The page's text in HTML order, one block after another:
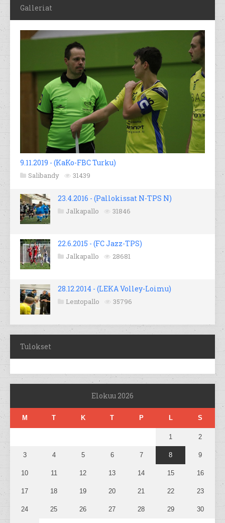
Galleriat
9.11.2019 - (KaKo-FBC Turku)
Salibandy 31439
23.4.2016 - (Pallokissat N-TPS N)
Jalkapallo 31846
22.6.2015 - (FC Jazz-TPS)
Jalkapallo 28681
28.12.2014 - (LEKA Volley-Loimu)
Lentopallo 35796
Tulokset
Elokuu 2026
M T K T P L S
1 2
3 4 5 6 7 8 9
10 11 12 13 14 15 16
17 18 19 20 21 22 23
24 25 26 27 28 29 30